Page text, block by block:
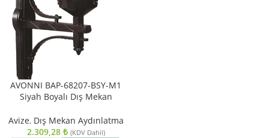
AVONNI BAP-68207-BSY-M1
Siyah Boyalı Dış Mekan
Cam 40x27cm
Avize, Dış Mekan Aydınlatma
2.309,28 ₺ (KDV Dahil)